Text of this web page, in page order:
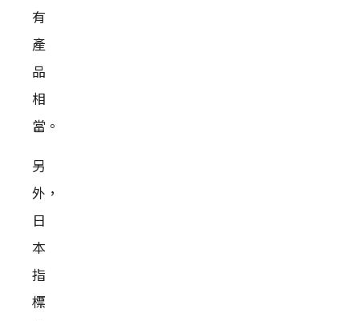
有
產
品
相
當。
另
外，
日
本
指
標